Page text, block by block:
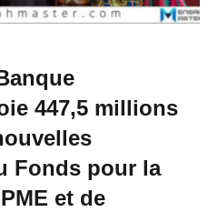
447,5 millions
Fonds pour la
et de